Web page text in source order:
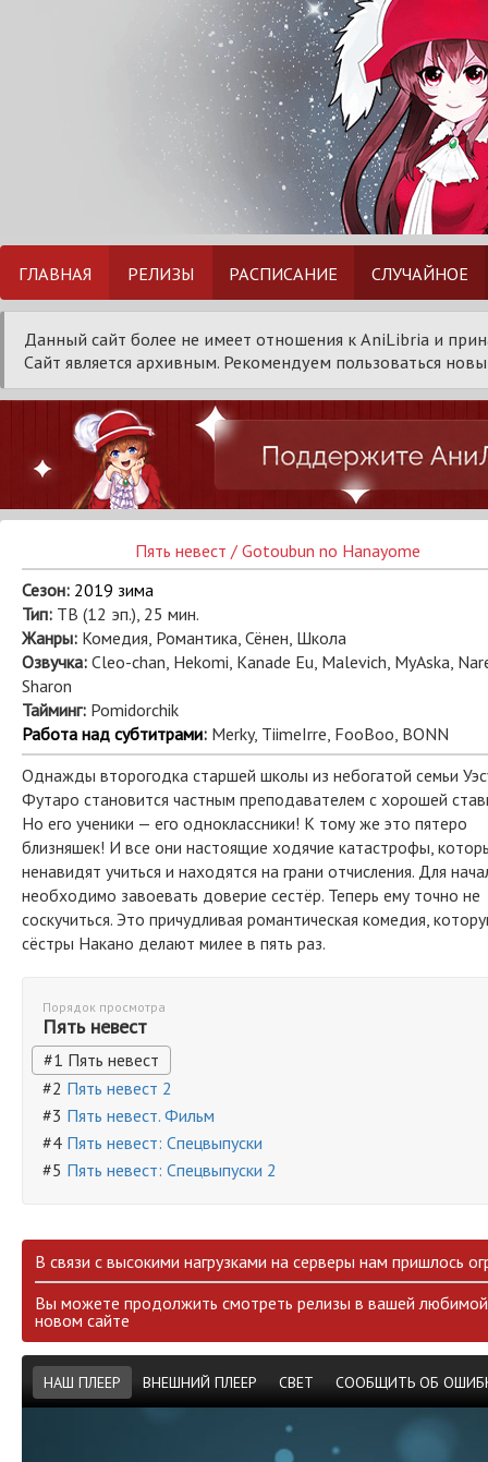
ГЛАВНАЯ РЕЛИЗЫ РАСПИСАНИЕ СЛУЧАЙНОЕ
Данный сайт более не имеет отношения к AniLibria и
Сайт является архивным. Рекомендуем пользоваться
Пять невест / Gotoubun no Hanayome
Сезон: 2019 зима
Тип: ТВ (12 эп.), 25 мин.
Жанры: Комедия, Романтика, Сёнен, Школа
Озвучка: Cleo-chan, Hekomi, Kanade Eu, Malevich, MyAska,
Sharon
Тайминг: Pomidorchik
Работа над субтитрами: Merky, TiimeIrre, FooBoo, BONN
Однажды второгодка старшей школы из небогатой семьи
Футаро становится частным преподавателем с хорошей
Но его ученики — его одноклассники! К тому же это пятеро
близняшек! И все они настоящие ходячие катастрофы,
ненавидят учиться и находятся на грани отчисления. Для
необходимо завоевать доверие сестёр. Теперь ему точно не
соскучиться. Это причудливая романтическая комедия,
сёстры Накано делают милее в пять раз.
Порядок просмотра
Пять невест
#1 Пять невест
#2 Пять невест 2
#3 Пять невест. Фильм
#4 Пять невест: Спецвыпуски
#5 Пять невест: Спецвыпуски 2
В связи с высокими нагрузками на серверы нам пришлось
Вы можете продолжить смотреть релизы в вашей
новом сайте
НАШ ПЛЕЕР ВНЕШНИЙ ПЛЕЕР СВЕТ СООБЩИТЬ ОБ